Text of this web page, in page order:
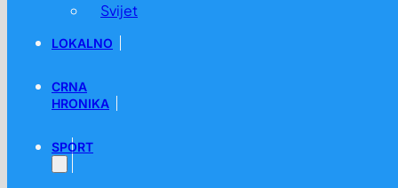
Svijet
LOKALNO
CRNA
HRONIKA
SPORT